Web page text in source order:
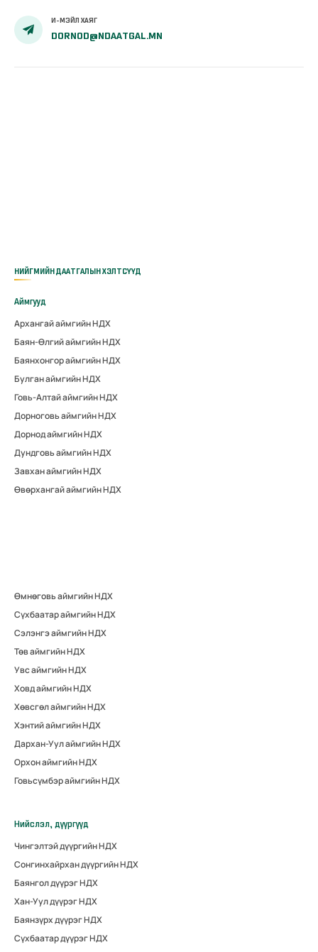
И-МЭЙЛ ХАЯГ
DORNOD@NDAATGAL.MN
НИЙГМИЙН ДААТГАЛЫН ХЭЛТСҮҮД
Аймгууд
Архангай аймгийн НДХ
Баян-Өлгий аймгийн НДХ
Баянхонгор аймгийн НДХ
Булган аймгийн НДХ
Говь-Алтай аймгийн НДХ
Дорноговь аймгийн НДХ
Дорнод аймгийн НДХ
Дундговь аймгийн НДХ
Завхан аймгийн НДХ
Өвөрхангай аймгийн НДХ
Өмнөговь аймгийн НДХ
Сүхбаатар аймгийн НДХ
Сэлэнгэ аймгийн НДХ
Төв аймгийн НДХ
Увс аймгийн НДХ
Ховд аймгийн НДХ
Хөвсгөл аймгийн НДХ
Хэнтий аймгийн НДХ
Дархан-Уул аймгийн НДХ
Орхон аймгийн НДХ
Говьсүмбэр аймгийн НДХ
Нийслэл, дүүргүүд
Чингэлтэй дүүргийн НДХ
Сонгинхайрхан дүүргийн НДХ
Баянгол дүүрэг НДХ
Хан-Уул дүүрэг НДХ
Баянзүрх дүүрэг НДХ
Сүхбаатар дүүрэг НДХ